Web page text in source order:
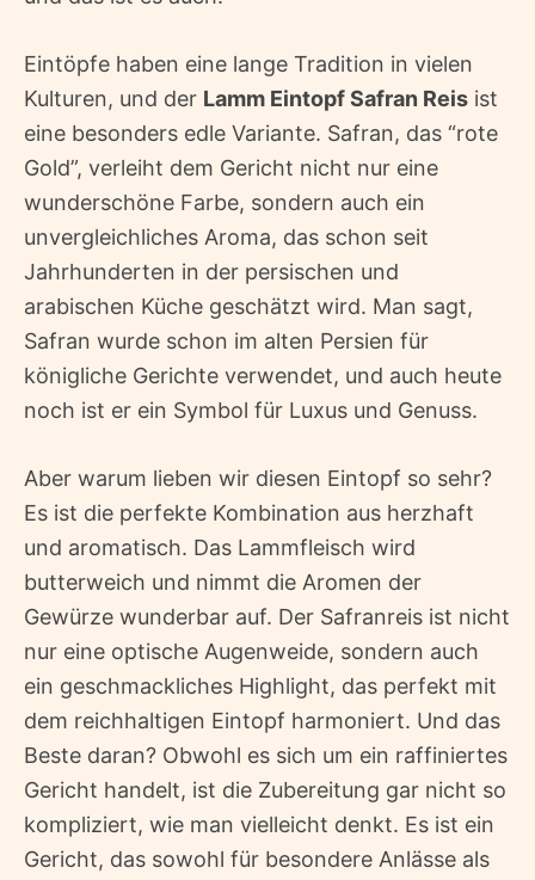
Eintöpfe haben eine lange Tradition in vielen
Kulturen, und der Lamm Eintopf Safran Reis ist
eine besonders edle Variante. Safran, das “rote
Gold”, verleiht dem Gericht nicht nur eine
wunderschöne Farbe, sondern auch ein
unvergleichliches Aroma, das schon seit
Jahrhunderten in der persischen und
arabischen Küche geschätzt wird. Man sagt,
Safran wurde schon im alten Persien für
königliche Gerichte verwendet, und auch heute
noch ist er ein Symbol für Luxus und Genuss.
Aber warum lieben wir diesen Eintopf so sehr?
Es ist die perfekte Kombination aus herzhaft
und aromatisch. Das Lammfleisch wird
butterweich und nimmt die Aromen der
Gewürze wunderbar auf. Der Safranreis ist nicht
nur eine optische Augenweide, sondern auch
ein geschmackliches Highlight, das perfekt mit
dem reichhaltigen Eintopf harmoniert. Und das
Beste daran? Obwohl es sich um ein raffiniertes
Gericht handelt, ist die Zubereitung gar nicht so
kompliziert, wie man vielleicht denkt. Es ist ein
Gericht, das sowohl für besondere Anlässe als